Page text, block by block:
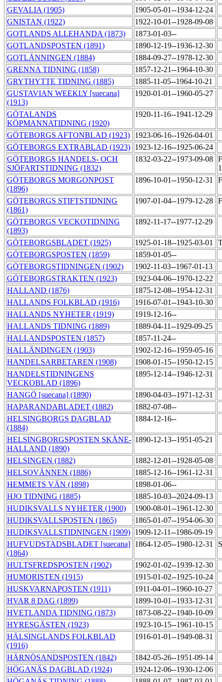
GEVALIA (1905)
1905-05-01--1934-12-24
GNISTAN (1922)
1922-10-01--1928-09-08
GOTLANDS ALLEHANDA (1873)
1873-01-03--
GOTLANDSPOSTEN (1891)
1890-12-19--1936-12-30
GOTLÄNNINGEN (1884)
1884-09-27--1978-12-30
GRENNA TIDNING (1858)
1857-12-21--1964-10-30
GRYTHYTTE TIDNING (1885)
1885-11-05--1964-10-21
GUSTAVIAN WEEKLY [suecana]
(1913)
1920-01-01--1960-05-27
GÖTALANDS
KÖPMANNATIDNING (1920)
1920-11-16--1941-12-29
GÖTEBORGS AFTONBLAD (1923)
1923-06-16--1926-04-01
GÖTEBORGS EXTRABLAD (1923) 1923-12-16--1925-06-24
GÖTEBORGS HANDELS- OCH
SJÖFARTSTIDNING (1832)
1832-03-22--1973-09-08
GÖTEBORGS MORGONPOST
(1896)
1896-10-01--1950-12-31
GÖTEBORGS STIFTSTIDNING
(1861)
1907-01-04--1979-12-28
GÖTEBORGS VECKOTIDNING
(1893)
1892-11-17--1977-12-29
GÖTEBORGSBLADET (1925) 1925-01-18--1925-03-01
GÖTEBORGSPOSTEN (1859)
1859-01-05--
GÖTEBORGSTIDNINGEN (1902)
1902-11-03--1967-01-13
GÖTEBORGSTRAKTEN (1923)
1923-04-06--1970-12-22
HALLAND (1876)
1875-12-08--1954-12-31
HALLANDS FOLKBLAD (1916)
1916-07-01--1943-10-30
HALLANDS NYHETER (1919)
1919-12-16--
HALLANDS TIDNING (1889)
1889-04-11--1929-09-25
HALLANDSPOSTEN (1857)
1857-11-24--
HALLÄNDINGEN (1903)
1902-12-16--1959-05-16
HANDELSARBETAREN (1908)
1908-01-15--1950-12-15
HANDELSTIDNINGENS
VECKOBLAD (1896)
1895-12-14--1946-12-31
HANGÖ [suecana] (1890)
1890-04-03--1971-12-31
HAPARANDABLADET (1882)
1882-07-08--
HELSINGBORGS DAGBLAD
(1884)
1884-12-16--
HELSINGBORGSPOSTEN SKÅNE-
HALLAND (1890)
1890-12-13--1951-05-21
HELSINGEN (1882)
1882-12-01--1928-05-08
HELSOVÄNNEN (1886)
1885-12-16--1961-12-31
HEMMETS VÄN (1898)
1898-01-06--
HJO TIDNING (1885)
1885-10-03--2024-09-13
HUDIKSVALLS NYHETER (1900)
1900-08-01--1961-12-30
HUDIKSVALLSPOSTEN (1865)
1865-01-07--1954-06-30
HUDIKSVALLSTIDNINGEN (1909) 1909-12-11--1986-09-19
HUFVUDSTADSBLADET [suecana]
(1864)
1864-12-05--1980-12-31
HULTSFREDSPOSTEN (1902)
1902-01-02--1939-12-30
HUMORISTEN (1915)
1915-01-02--1925-10-24
HUSKVARNAPOSTEN (1911)
1911-04-01--1960-10-27
HVAR 8 DAG (1899)
1899-10-01--1933-12-31
HVETLANDA TIDNING (1873)
1873-08-22--1940-10-09
HYRESGÄSTEN (1923)
1923-10-15--1961-10-15
HÄLSINGLANDS FOLKBLAD
(1916)
1916-01-01--1949-08-31
HÄRNÖSANDSPOSTEN (1842)
1842-05-26--1951-09-14
HÖGANÄS DAGBLAD (1924)
1924-12-06--1930-12-06